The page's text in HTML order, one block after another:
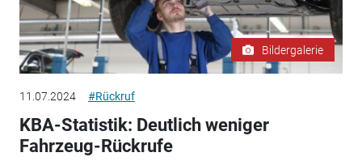
Bildergalerie
11.07.2024 #Rückruf
KBA-Statistik: Deutlich weniger
Fahrzeug-Rückrufe